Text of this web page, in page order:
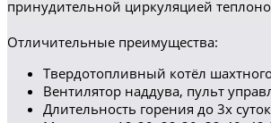
принудительной циркуляцией
Отличительные преимущества:
Твердотопливный котёл
Вентилятор наддува, пульт
Длительность горения до 3х